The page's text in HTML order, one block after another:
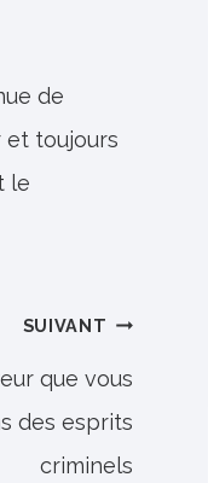
de
et toujours
le
SUIVANT
que vous
des esprits
criminels